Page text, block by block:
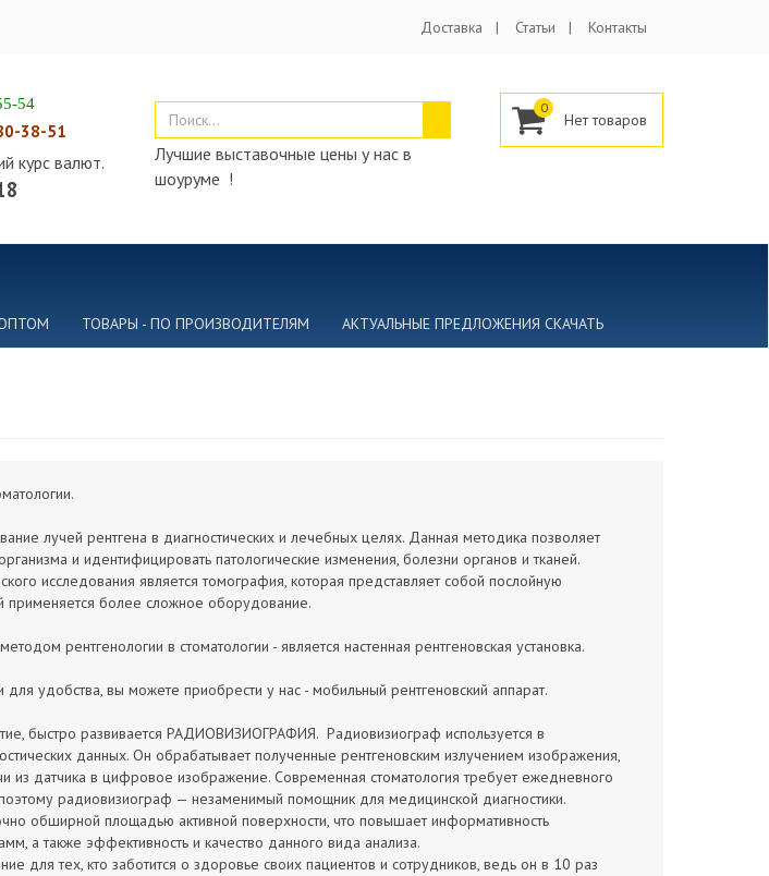
Доставка Статьи Контакты
54
38-51
курс валют.
Лучшие выставочные цены у нас в
шоуруме !
0
ТОВАРЫ - ПО ПРОИЗВОДИТЕЛЯМ АКТУАЛЬНЫЕ ПРЕДЛОЖЕНИЯ СКАЧАТЬ
лучей рентгена в диагностических и лечебных целях. Данная методика позволяет
и идентифицировать патологические изменения, болезни органов и тканей.
исследования является томография, которая представляет собой послойную
применяется более сложное оборудование.
рентгенологии в стоматологии - является настенная рентгеновская установка.
для удобства, вы можете приобрести у нас - мобильный рентгеновский аппарат.
быстро развивается РАДИОВИЗИОГРАФИЯ. Радиовизиограф используется в
данных. Он обрабатывает полученные рентгеновским излучением изображения,
из датчика в цифровое изображение. Современная стоматология требует ежедневного
радиовизиограф — незаменимый помощник для медицинской диагностики.
обширной площадью активной поверхности, что повышает информативность
а также эффективность и качество данного вида анализа.
для тех, кто заботится о здоровье своих пациентов и сотрудников, ведь он в 10 раз